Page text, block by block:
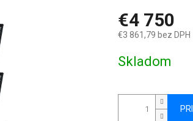
€4 750
€3 861,79 bez DPH
cena:
Skladom